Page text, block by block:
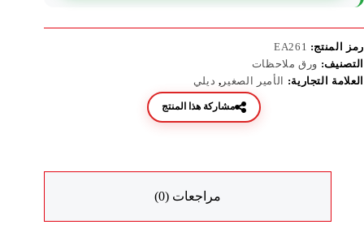
رمز المنتج: EA261
التصنيف: ورق ملاحظات
العلامة التجارية: الأمير الصغير , ديلي
مشاركة هذا المنتج
مراجعات (0)